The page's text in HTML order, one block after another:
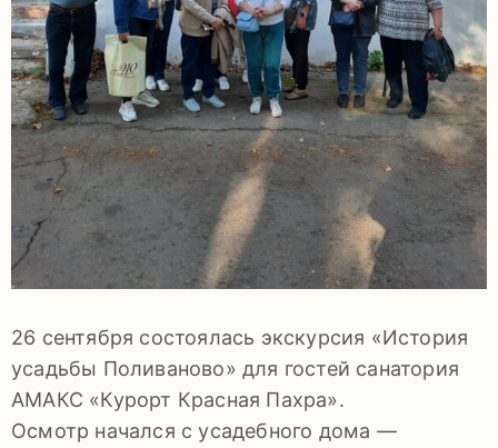
8
(4967)
55-
92-
pdls_mukpmuzey@mosreg.ru
Заявление
конфиденциальности
26 сентября состоялась экскурсия «История
усадьбы Поливаново» для гостей санатория
АМАКС «Курорт Красная Пахра».
Осмотр начался с усадебного дома —